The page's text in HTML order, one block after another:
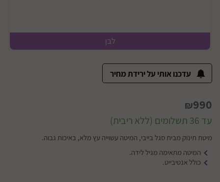
לבן
עדכנו אותי על ירידת מחיר
₪990
עד 36 תשלומים (ללא ריבית)
מיטת תינוק מבית סגל בייבי, המיטה עשוייה עץ מלא, באיכות גבוה.
המיטה מתאימה מגיל לידה.
כולל אנטיבייט.